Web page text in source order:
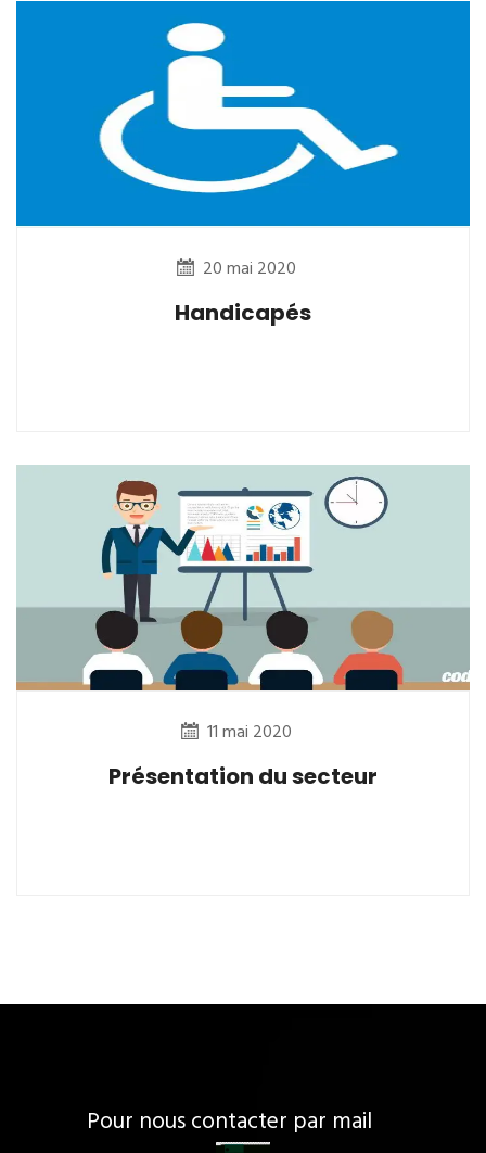
20 mai 2020
Handicapés
11 mai 2020
Présentation du secteur
Pour nous contacter par mail